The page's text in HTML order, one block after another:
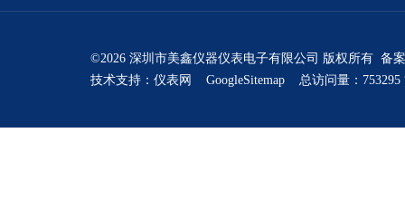
©2026 深圳市美鑫仪器仪表电子有限公司 版权所有 备
技术支持： 仪表网 GoogleSitemap 总访问量：753295